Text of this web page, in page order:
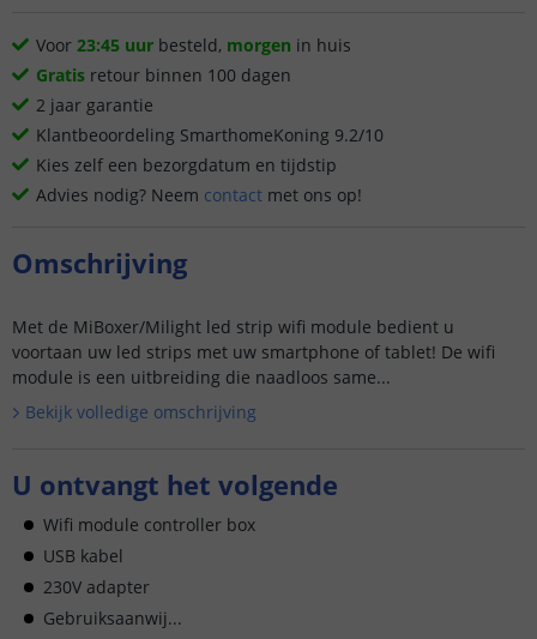
Voor 23:45 uur besteld, morgen in huis
Gratis retour binnen 100 dagen
2 jaar garantie
Klantbeoordeling SmarthomeKoning 9.2/10
Kies zelf een bezorgdatum en tijdstip
Advies nodig? Neem contact met ons op!
Omschrijving
Met de MiBoxer/Milight led strip wifi module bedient u
voortaan uw led strips met uw smartphone of tablet! De wifi
module is een uitbreiding die naadloos same...
Bekijk volledige omschrijving
U ontvangt het volgende
Wifi module controller box
USB kabel
230V adapter
Gebruiksaanwij...